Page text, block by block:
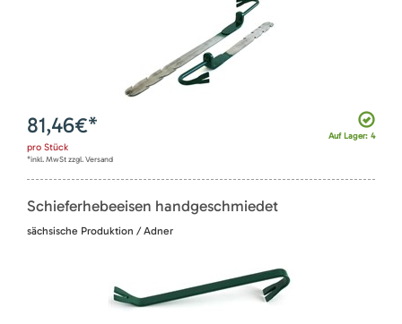
Auf Lager: 4
81,46€*
pro Stück
*inkl. MwSt zzgl. Versand
Schieferhebeeisen handgeschmiedet
sächsische Produktion / Adner